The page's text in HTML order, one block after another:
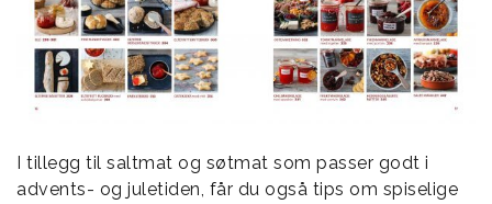
I tillegg til saltmat og søtmat som passer godt i
advents- og juletiden, får du også tips om spiselige